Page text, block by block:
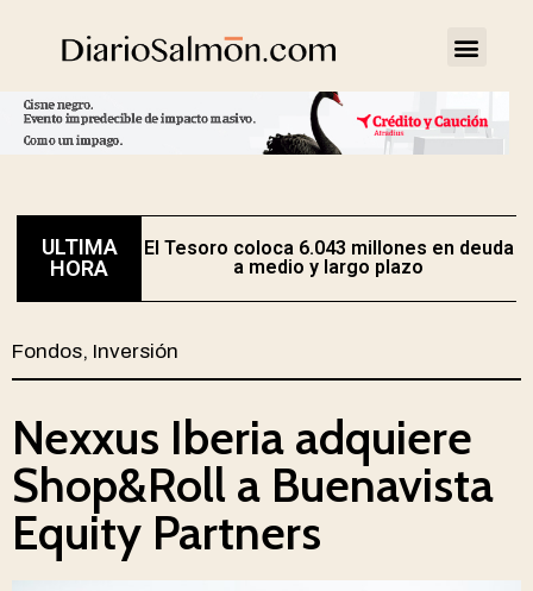
ULTIMA
HORA
El Tesoro coloca 6.043 millones en deuda
a medio y largo plazo
Fondos, Inversión
Nexxus Iberia adquiere
Shop&Roll a Buenavista
Equity Partners